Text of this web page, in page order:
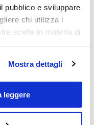
pubblico e sviluppare
chi utilizza i
scelte in materia di
proprietà digitale
in qualsiasi
o facendo clic
Mostra dettagli
leggere